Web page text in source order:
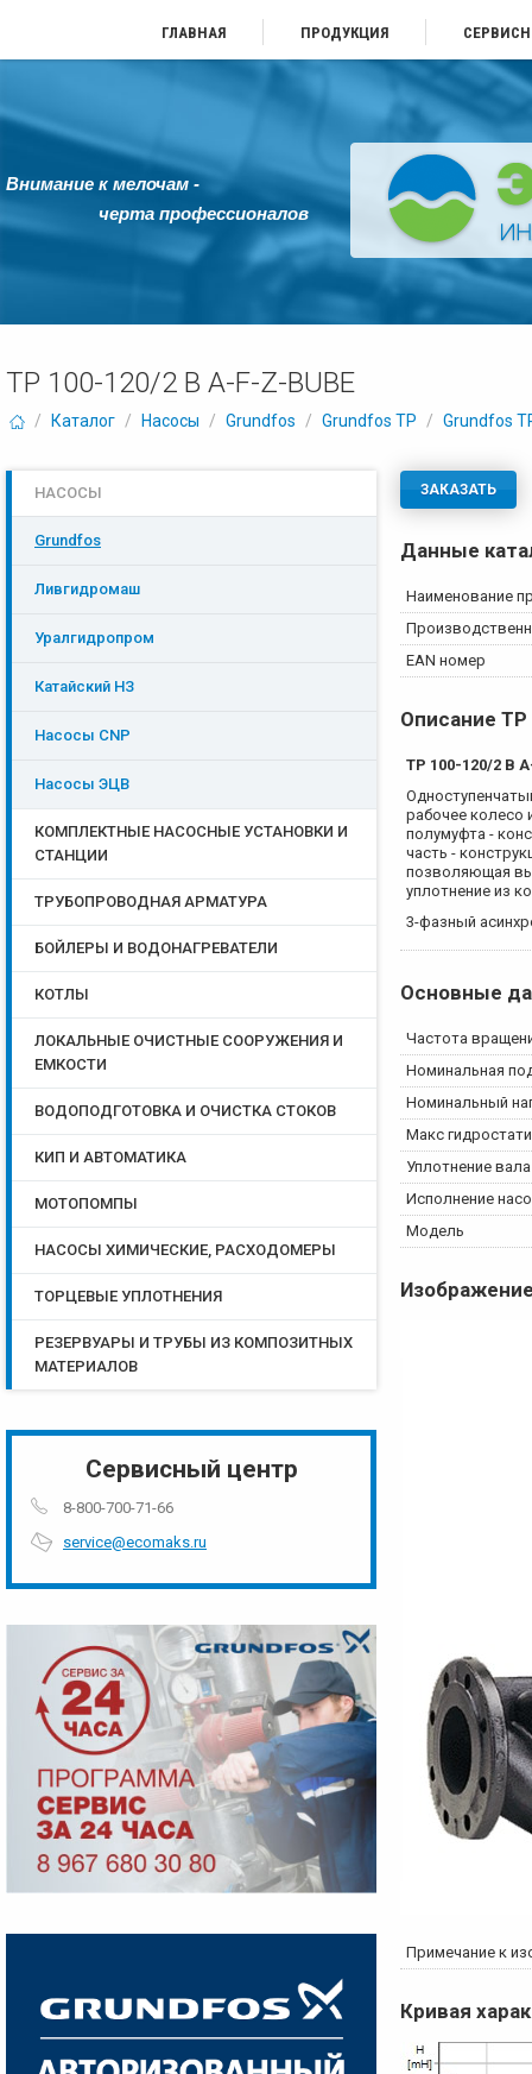
ГЛАВНАЯ ПРОДУКЦИЯ
Внимание к мелочам -
черта профессионалов
TP 100-120/2 B A-F-Z-BUBE
/ Каталог / Насосы / Grundfos / Grundfos TP / Grundfos
ЗАКАЗАТЬ
Данные
Наименование
EAN номер
Описание TP
TP 100-120/2 B
рабочее колесо
полумуфта -
часть -
позволяющая
уплотнение из
3-фазный
Основные
Частота
Номинальная
Номинальный
Макс
Уплотнение вала
Исполнение
Модель
Примечание к
Кривая
НАСОСЫ
Grundfos
Ливгидромаш
Уралгидропром
Катайский НЗ
Насосы CNP
Насосы ЭЦB
КОМПЛЕКТНЫЕ НАСОСНЫЕ УСТАНОВКИ И
СТАНЦИИ
ТРУБОПРОВОДНАЯ АРМАТУРА
БОЙЛЕРЫ И ВОДОНАГРЕВАТЕЛИ
КОТЛЫ
ЛОКАЛЬНЫЕ ОЧИСТНЫЕ СООРУЖЕНИЯ И
ЕМКОСТИ
ВОДОПОДГОТОВКА И ОЧИСТКА СТОКОВ
КИП И АВТОМАТИКА
МОТОПОМПЫ
НАСОСЫ ХИМИЧЕСКИЕ, РАСХОДОМЕРЫ
ТОРЦЕВЫЕ УПЛОТНЕНИЯ
РЕЗЕРВУАРЫ И ТРУБЫ ИЗ КОМПОЗИТНЫХ
МАТЕРИАЛОВ
Сервисный центр
8-800-700-71-66
service@ecomaks.ru